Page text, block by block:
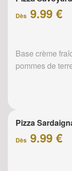
Dès 9.99 €
Base crème
pommes de
Pizza
Dès 9.99 €